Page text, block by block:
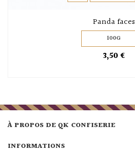
Panda faces
100G
3,50 €
À PROPOS DE QK CONFISERIE
INFORMATIONS